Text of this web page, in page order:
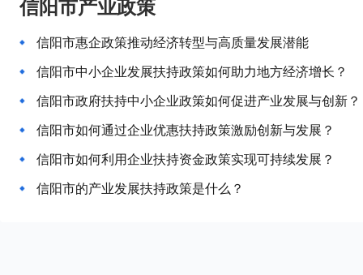
信阳市产业政策
信阳市惠企政策推动经济转型与高质量发展潜能
信阳市中小企业发展扶持政策如何助力地方经济增长？
信阳市政府扶持中小企业政策如何促进产业发展与创新？
信阳市如何通过企业优惠扶持政策激励创新与发展？
信阳市如何利用企业扶持资金政策实现可持续发展？
信阳市的产业发展扶持政策是什么？